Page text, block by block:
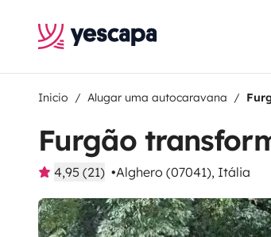
Inicio Alugar uma autocaravana
Furgão
4,95 (21) Alghero (07041), Itália